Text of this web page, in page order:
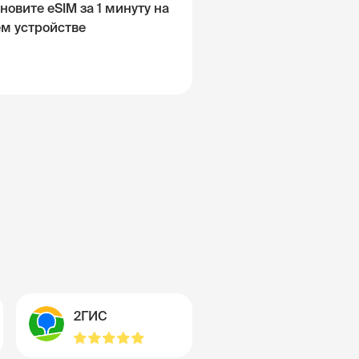
eSIM за 1 минуту на
устройстве
2ГИС